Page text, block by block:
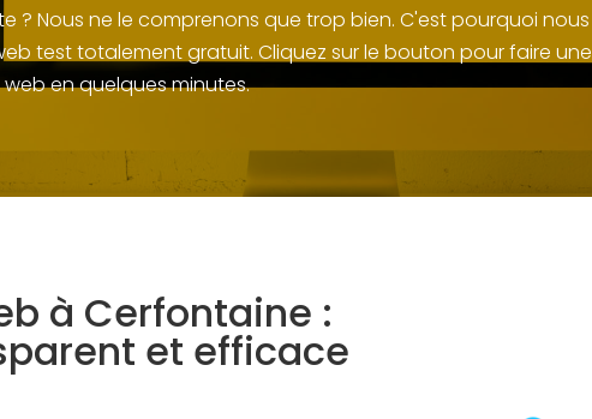
? Nous ne le comprenons que trop bien. C'est pourquoi nous
test totalement gratuit. Cliquez sur le bouton pour faire une
en quelques minutes.
à Cerfontaine :
et efficace